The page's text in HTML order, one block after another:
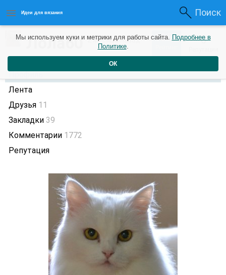
Идеи для вязания Поиск
Лола60 2 месяца назад 1359 0
Профиль
Лента
Друзья 11
Закладки 39
Комментарии 1772
Репутация
Мы используем куки и метрики для работы сайта. Подробнее в
Политике.
ОК